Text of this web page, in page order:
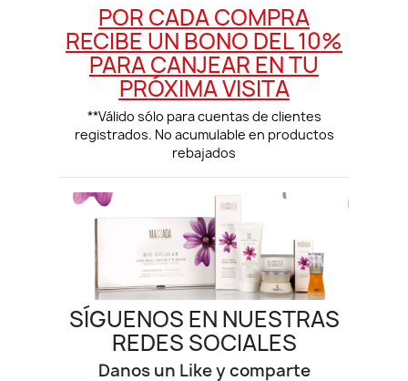
POR CADA COMPRA
RECIBE UN BONO DEL 10%
PARA CANJEAR EN TU
PRÓXIMA VISITA
**Válido sólo para cuentas de clientes
registrados. No acumulable en productos
rebajados
SÍGUENOS EN NUESTRAS
REDES SOCIALES
Danos un Like y comparte